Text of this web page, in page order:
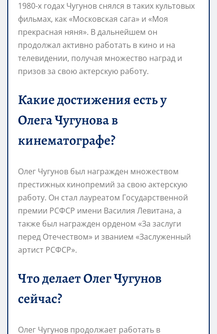
1980-х годах Чугунов снялся в таких культовых
фильмах, как «Московская сага» и «Моя
прекрасная няня». В дальнейшем он
продолжал активно работать в кино и на
телевидении, получая множество наград и
призов за свою актерскую работу.
Какие достижения есть у
Олега Чугунова в
кинематографе?
Олег Чугунов был награжден множеством
престижных кинопремий за свою актерскую
работу. Он стал лауреатом Государственной
премии РСФСР имени Василия Левитана, а
также был награжден орденом «За заслуги
перед Отечеством» и званием «Заслуженный
артист РСФСР».
Что делает Олег Чугунов
сейчас?
Олег Чугунов продолжает работать в